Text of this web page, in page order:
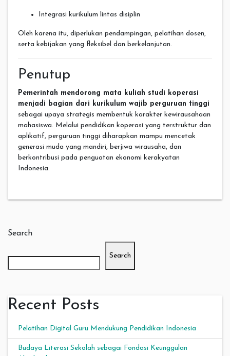
Integrasi kurikulum lintas disiplin
Oleh karena itu, diperlukan pendampingan, pelatihan dosen,
serta kebijakan yang fleksibel dan berkelanjutan.
Penutup
Pemerintah mendorong mata kuliah studi koperasi
menjadi bagian dari kurikulum wajib perguruan tinggi
sebagai upaya strategis membentuk karakter kewirausahaan
mahasiswa. Melalui pendidikan koperasi yang terstruktur dan
aplikatif, perguruan tinggi diharapkan mampu mencetak
generasi muda yang mandiri, berjiwa wirausaha, dan
berkontribusi pada penguatan ekonomi kerakyatan
Indonesia.
Search
Search
Recent Posts
Pelatihan Digital Guru Mendukung Pendidikan Indonesia
Budaya Literasi Sekolah sebagai Fondasi Keunggulan